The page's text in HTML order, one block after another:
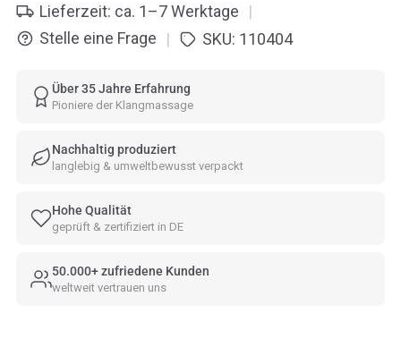
Lieferzeit: ca. 1–7 Werktage
|
Stelle eine Frage
| SKU: 110404
Über 35 Jahre Erfahrung
Pioniere der Klangmassage
Nachhaltig produziert
langlebig & umweltbewusst verpackt
Hohe Qualität
geprüft & zertifiziert in DE
50.000+ zufriedene Kunden
weltweit vertrauen uns